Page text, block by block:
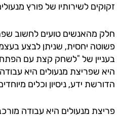
לשירותיו של פורץ מנעולים.
מהאנשים טועים לחשוב שפריצת
יחסית, שניתן לבצע בעצמנו.
של "לשחק קצת עם הפתח
שפריצת מנעולים היא עבודה
ידע, ניסיון וכלים מיוחדים.
מנעולים היא עבודה מורכבת